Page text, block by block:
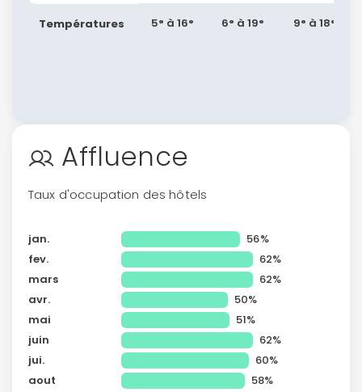
Températures 5° à 16° 6° à 19° 9° à 18°
Affluence
Taux d'occupation des hôtels
jan.
56%
fev.
62%
mars
62%
avr.
50%
mai
51%
juin
62%
jui.
60%
aout
58%